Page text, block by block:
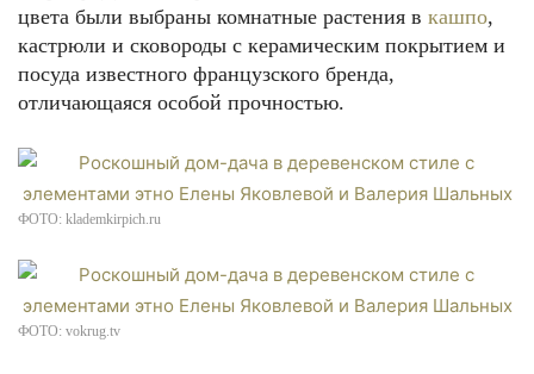
цвета были выбраны комнатные растения в кашпо,
кастрюли и сковороды с керамическим покрытием и
посуда известного французского бренда,
отличающаяся особой прочностью.
ФОТО: klademkirpich.ru
ФОТО: vokrug.tv